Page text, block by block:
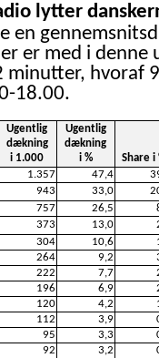
lytter
en
er med i denne
minutter, hvoraf
18.00.
Ugentlig
dækning
i 1.000
Ugentlig
dækning
i %
Share i
1.357 47,4
943 33,0
757 26,5
373 13,0
304 10,6
264 9,2
222 7,7
196 6,9
120 4,2
112 3,9
95 3,3
92 3,2